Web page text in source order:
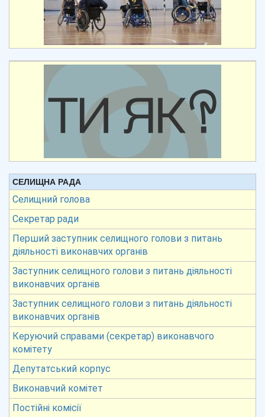
СЕЛИЩНА РАДА
Селищний голова
Секретар ради
Перший заступник селищного голови з питань
діяльності виконавчих органів
Заступник селищного голови з питань діяльності
виконавчих органів
Заступник селищного голови з питань діяльності
виконавчих органів
Керуючий справами (секретар) виконавчого
комітету
Депутатський корпус
Виконавчий комітет
Постійні комісії